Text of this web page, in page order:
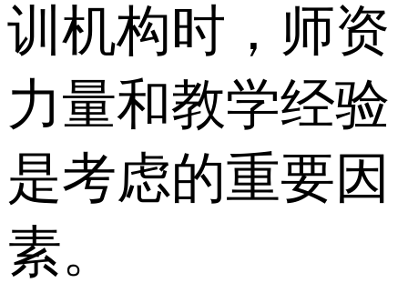
训机构时，师资
力量和教学经验
是考虑的重要因
素。